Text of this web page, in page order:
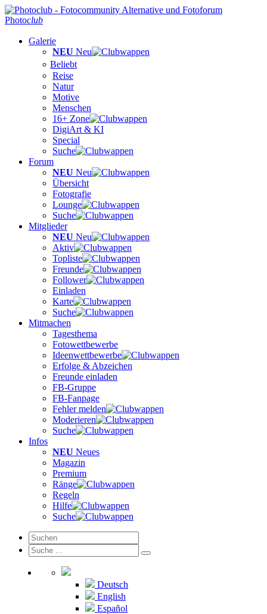
Photoclub
Galerie
NEU Neu
Beliebt
Reise
Natur
Motive
Menschen
16+ Zone
DigiArt & KI
Special
Suche
Forum
NEU Neu
Übersicht
Fotografie
Lounge
Suche
Mitglieder
NEU Neu
Aktiv
Topliste
Freunde
Follower
Einladen
Karte
Suche
Mitmachen
Tagesthema
Fotowettbewerbe
Ideenwettbewerbe
Erfolge & Abzeichen
Freunde einladen
FB-Gruppe
FB-Fanpage
Fehler melden
Moderieren
Suche
Infos
NEU Neues
Magazin
Premium
Ränge
Regeln
Hilfe
Suche
Deutsch
English
Español